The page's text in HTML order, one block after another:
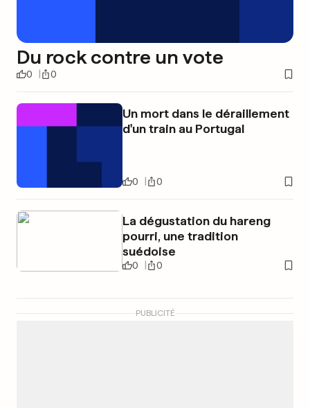
Du rock contre un vote
0 0
Un mort dans le déraillement
d'un train au Portugal
0 0
La dégustation du hareng
pourri, une tradition
suédoise
0 0
PUBLICITÉ